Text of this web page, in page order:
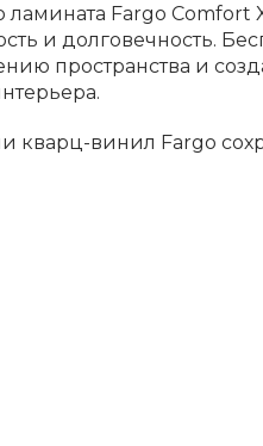
Fargo Comfort
и долговечность.
пространства и
кварц-винил Fargo